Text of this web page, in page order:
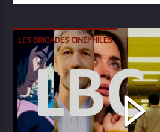
LES BRIGADES CINÉPHILES